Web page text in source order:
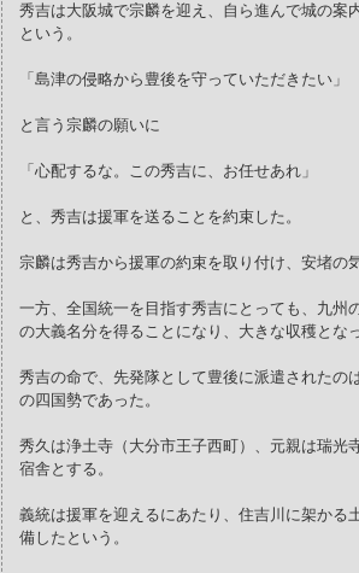
秀吉は大阪城で宗麟を迎え、自ら進んで城の案
という。
「島津の侵略から豊後を守っていただきたい」
と言う宗麟の願いに
「心配するな。この秀吉に、お任せあれ」
と、秀吉は援軍を送ることを約束した。
宗麟は秀吉から援軍の約束を取り付け、安堵の
一方、全国統一を目指す秀吉にとっても、九州
の大義名分を得ることになり、大きな収穫となっ
秀吉の命で、先発隊として豊後に派遣されたの
の四国勢であった。
秀久は浄土寺（大分市王子西町）、元親は瑞光
宿舎とする。
義統は援軍を迎えるにあたり、住吉川に架かる
備したという。